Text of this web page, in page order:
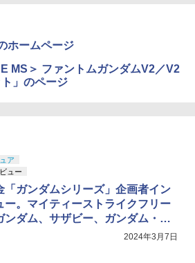
ホームページ
MS＞ ファントムガンダムV2／V2
」のページ
ア
ュー
「ガンダムシリーズ」企画者イン
ー。マイティーストライクフリー
ンダム、サザビー、ガンダム・キ
2024年3月7日